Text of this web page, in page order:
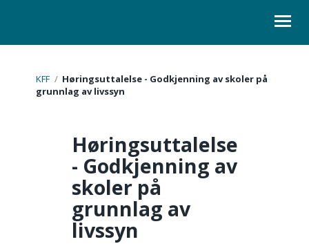
ORGANISASJON
SKOLELEDER
KFF / Høringsuttalelse - Godkjenning av skoler på
grunnlag av livssyn
Høringsuttalelse
- Godkjenning av
skoler på
grunnlag av
livssyn